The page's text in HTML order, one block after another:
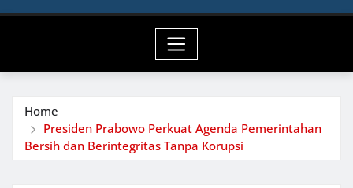
Home
Presiden Prabowo Perkuat Agenda Pemerintahan
Bersih dan Berintegritas Tanpa Korupsi